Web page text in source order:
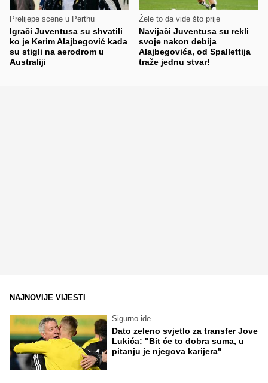
Prelijepe scene u Perthu
Igrači Juventusa su shvatili
ko je Kerim Alajbegović kada
su stigli na aerodrom u
Australiji
Žele to da vide što prije
Navijači Juventusa su rekli
svoje nakon debija
Alajbegovića, od Spallettija
traže jednu stvar!
NAJNOVIJE VIJESTI
Sigurno ide
Dato zeleno svjetlo za transfer Jove
Lukića: "Bit će to dobra suma, u
pitanju je njegova karijera"